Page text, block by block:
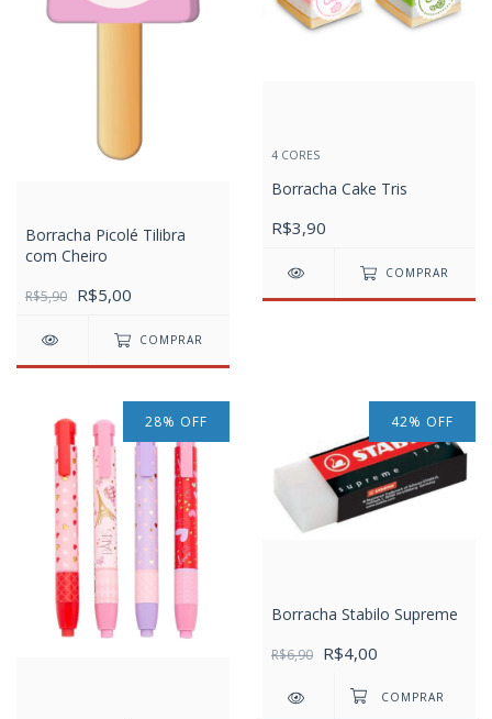
Borracha Picolé Tilibra
com Cheiro
R$5,90 R$5,00
COMPRAR
4 CORES
Borracha Cake Tris
R$3,90
COMPRAR
28% OFF 42% OFF
Borracha Stabilo Supreme
R$6,90 R$4,00